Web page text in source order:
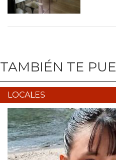
TAMBIÉN TE
LOCALES